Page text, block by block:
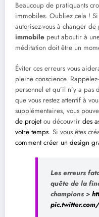
Beaucoup de pratiquants
immobiles. Oubliez cela !
autorisez-vous à changer de
immobile peut aboutir à
méditation doit être un
Éviter ces erreurs vous
pleine conscience.
personnel et qu’il n’y a
que vous restez attentif à
supplémentaires, vous
de projetou découvrir des
votre temps. Si vous êtes
comment créer un design
Les erreurs
quête de la
champions >